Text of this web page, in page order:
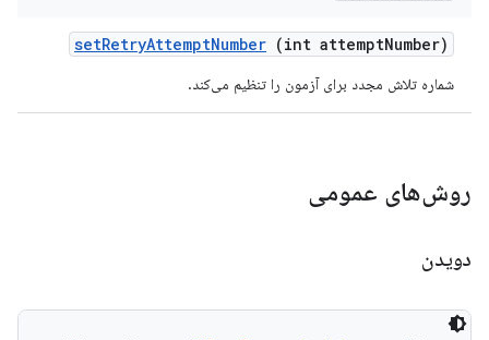
setRetryAttemptNumber (int attemptNumber)
شماره تلاش مجدد برای آزمون را تنظیم می‌کند.
روش‌های عمومی
دویدن